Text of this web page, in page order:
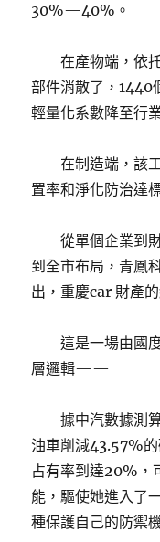
30%—40%。
在產物端，依
部件消散了，1440
輕量化系數降至行
在制造端，該
置率和淨化防治達
從單個企業到
到全市布局，青鳳
出，重慶car 財產
這是一場由國
層邏輯——
據中汽數據測
油車削減43.57%
占有率到達20%，
能，驅使她進入了
種保護自己的防禦